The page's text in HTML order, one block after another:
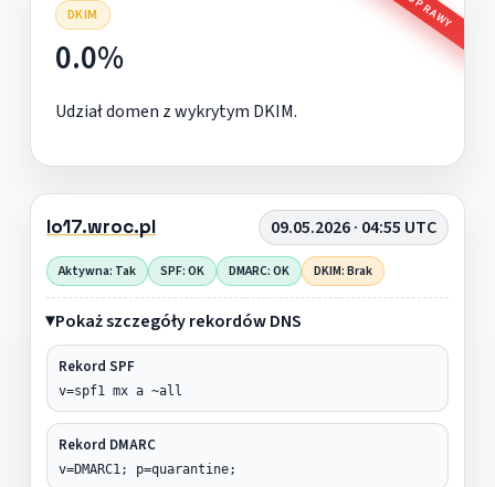
DKIM
0.0%
Udział domen z wykrytym DKIM.
lo17.wroc.pl 09.05.2026 · 04:55 UTC
Aktywna: Tak SPF: OK DMARC: OK DKIM: Brak
Pokaż szczegóły rekordów DNS
Rekord SPF
v=spf1 mx a ~all
Rekord DMARC
v=DMARC1; p=quarantine;